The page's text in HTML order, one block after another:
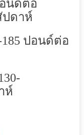
นด์ต่อ
ดาห์
ปอนด์ต่อ
ห์